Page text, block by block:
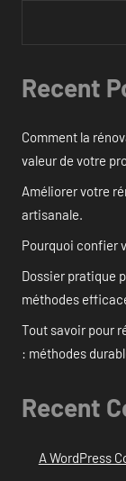
Recent
Comment la
valeur de votre
Améliorer votre
artisanale.
Pourquoi confier
Dossier pratique
méthodes
Tout savoir pour
: méthodes
Recent
A WordPress